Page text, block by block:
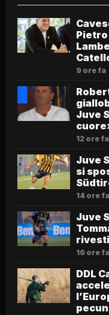
Pietro
9 ore fa
Juve
12 ore fa
Juve
si
14 ore fa
Juve
16 ore fa
DDL